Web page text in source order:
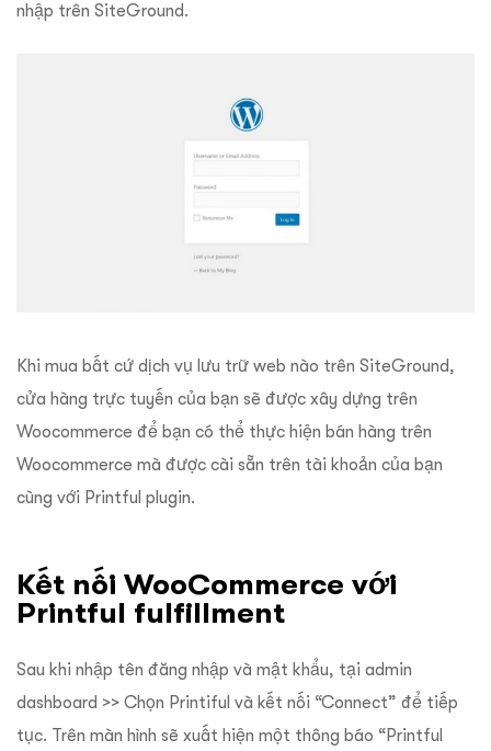
nhập trên SiteGround.
Khi mua bất cứ dịch vụ lưu trữ web nào trên SiteGround,
cửa hàng trực tuyến của bạn sẽ được xây dựng trên
Woocommerce để bạn có thể thực hiện bán hàng trên
Woocommerce mà được cài sẵn trên tài khoản của bạn
cùng với Printful plugin.
Kết nối WooCommerce với
Printful fulfillment
Sau khi nhập tên đăng nhập và mật khẩu, tại admin
dashboard >> Chọn Printiful và kết nối “Connect” để tiếp
tục. Trên màn hình sẽ xuất hiện một thông báo “Printful